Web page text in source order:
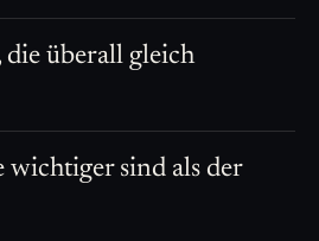
überall gleich
wichtiger sind als der